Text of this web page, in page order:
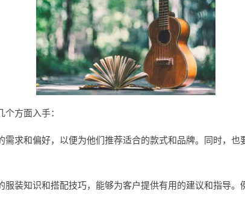
方面入手：
需求和偏好，以便为他们推荐适合的款式和品牌。同时，
装知识和搭配技巧，能够为客户提供有用的建议和指导。